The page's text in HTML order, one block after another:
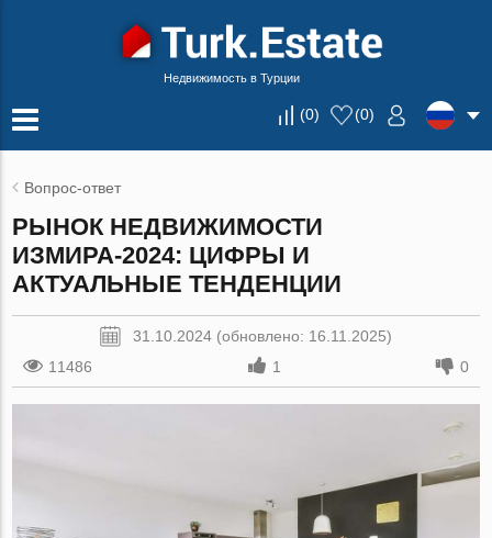
Недвижимость в Турции
(0) (0)
Вопрос-ответ
РЫНОК НЕДВИЖИМОСТИ
ИЗМИРА-2024: ЦИФРЫ И
АКТУАЛЬНЫЕ ТЕНДЕНЦИИ
31.10.2024 (обновлено: 16.11.2025)
11486
1 0